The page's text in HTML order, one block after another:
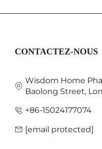
CONTACTEZ-NOUS
Wisdom Home
Baolong Street,
+86-15024177074
[email protected]